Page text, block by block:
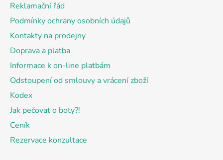
Reklamační řád
Podmínky ochrany osobních údajů
Kontakty na prodejny
Doprava a platba
Informace k on-line platbám
Odstoupení od smlouvy a vrácení zboží
Kodex
Jak pečovat o boty?!
Ceník
Rezervace konzultace